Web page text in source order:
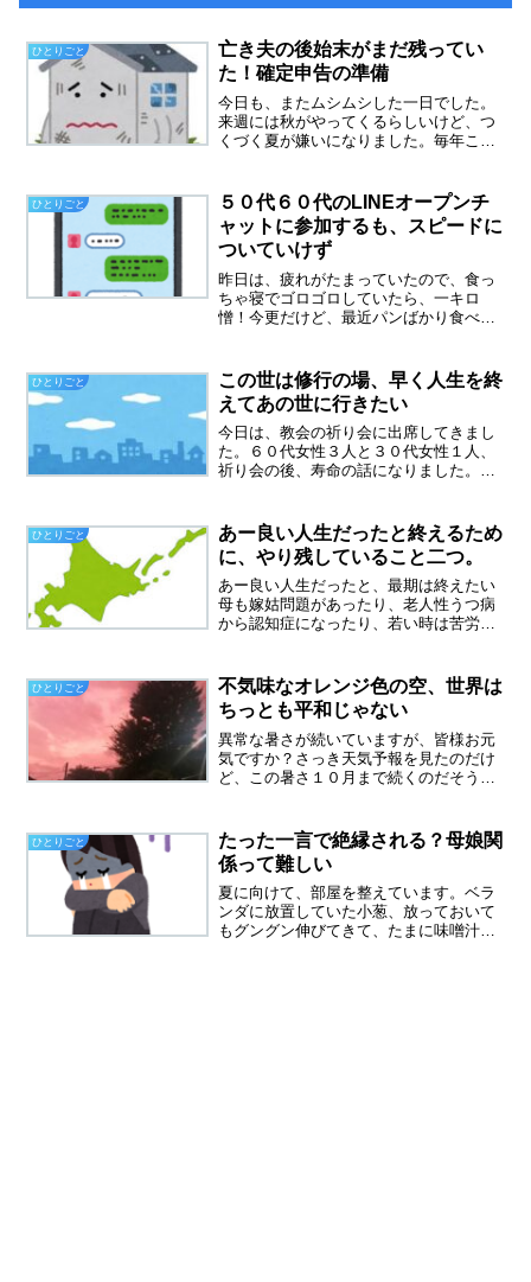
ひとりごと
亡き夫の後始末がまだ残ってい
た！確定申告の準備
今日も、またムシムシした一日でした。
来週には秋がやってくるらしいけど、つ
くづく夏が嫌いになりました。毎年こん
ます。怒涛の一年だったなと思います。
７月にやっと、売却できた...
ひとりごと
５０代６０代のLINEオープンチ
ャットに参加するも、スピードに
ついていけず
昨日は、疲れがたまっていたので、食っ
ちゃ寝でゴロゴロしていたら、一キロ
憎！今更だけど、最近パンばかり食べて
ープンチャットに参加する夜とか、フッ
と寂しくなって、誰かとつな...
ひとりごと
この世は修行の場、早く人生を終
えてあの世に行きたい
今日は、教会の祈り会に出席してきまし
た。６０代女性３人と３０代女性１人、
祈り会の後、寿命の話になりました。６
す。だからといって死にたいと思ってい
るのではなく、いつ終わりが...
ひとりごと
あー良い人生だったと終えるため
に、やり残していること二つ。
あー良い人生だったと、最期は終えたい
母も嫁姑問題があったり、老人性うつ病
から認知症になったり、若い時は苦労の
ました。終わり良ければ総て良しという
言葉がありますが、私も最...
ひとりごと
不気味なオレンジ色の空、世界は
ちっとも平和じゃない
異常な暑さが続いていますが、皆様お元
気ですか？さっき天気予報を見たのだけ
ど、この暑さ１０月まで続くのだそうで
ないみたいです。昨年もそう、１０月中
旬までは暑くて、短い秋が...
ひとりごと
たった一言で絶縁される？母娘関
係って難しい
夏に向けて、部屋を整えています。ベラ
ンダに放置していた小葱、放っておいて
もグングン伸びてきて、たまに味噌汁に